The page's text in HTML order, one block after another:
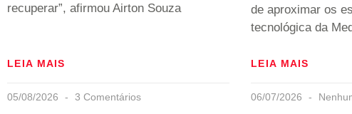
recuperar”, afirmou Airton Souza
LEIA MAIS
05/08/2026 3 Comentários
de aproximar os
tecnológica da
LEIA MAIS
06/07/2026